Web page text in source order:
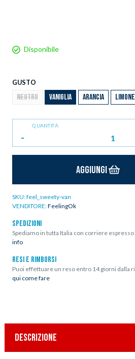
Disponibile
GUSTO
NEUTRO VANIGLIA ARANCIA LIMONE
QUANTITÀ
-
Aggiungi
SKU:feel_sweety-van
VENDITORE:FeelingOk
SPEDIZIONI
Spediamo in tutta Italia con corriere espresso
info
RESI E RIMBORSI
Puoi effettuare un reso entro 14 giorni dalla
qui come fare
DESCRIZIONE